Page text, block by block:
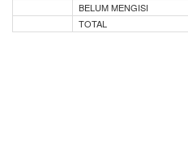
BELUM MENGISI
TOTAL